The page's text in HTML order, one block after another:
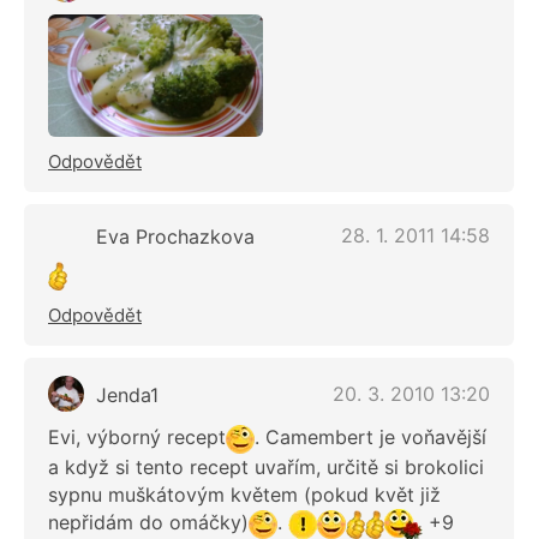
Odpovědět
Eva Prochazkova 28. 1. 2011 14:58
Odpovědět
Jenda1
20. 3. 2010 13:20
Evi, výborný recept
. Camembert je voňavější
a když si tento recept uvařím, určitě si brokolici
sypnu muškátovým květem (pokud květ již
nepřidám do omáčky)
. +9